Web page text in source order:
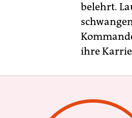
belehrt.
ihre